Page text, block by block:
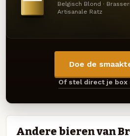
Belgisch Blond ·
Artisanale Ratz
Doe de
Of stel direct je box
Andere bieren van